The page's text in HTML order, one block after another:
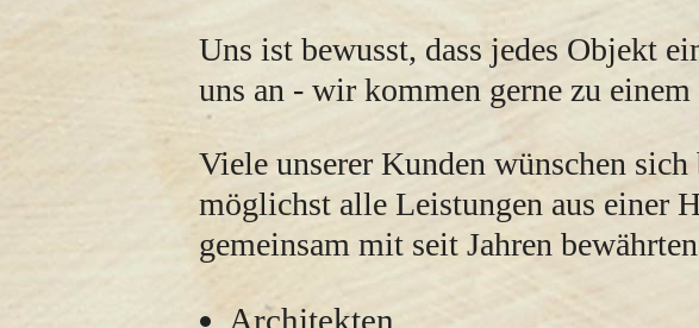
Uns ist bewusst, dass jedes Objekt
uns an - wir kommen gerne zu
Viele unserer Kunden wünschen
möglichst alle Leistungen aus einer
gemeinsam mit seit Jahren
Architekten